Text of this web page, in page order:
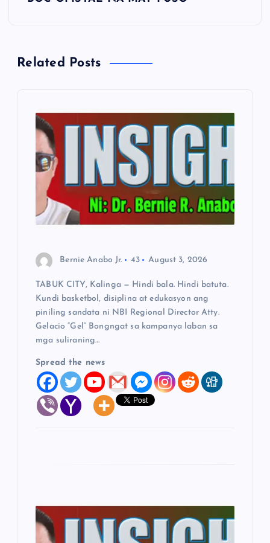
vRelated Posts
Bernie Anabo Jr. 43 August 3, 2026
TABUK CITY, Kalinga — Hindi bala. Hindi batuta.
Kundi basketbol, disiplina at edukasyon ang
piniling sandata ni NBI Regional Director Atty.
Gelacio “Gel” Bongngat sa kampanya laban sa
mga suliraning…
Spread the news